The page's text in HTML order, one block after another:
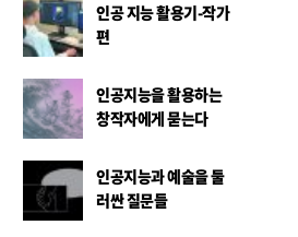
인공 지능 활용기-작가
편
인공지능을 활용하는
창작자에게 묻는다
인공지능과 예술을 둘
러싼 질문들